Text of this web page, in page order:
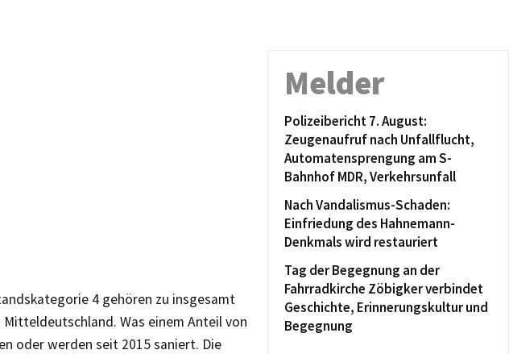
4 gehören zu insgesamt
Was einem Anteil von
oder werden seit 2015 saniert. Die
Melder
Polizeibericht 7. August:
Zeugenaufruf nach Unfallflucht,
Automatensprengung am S-
Bahnhof MDR, Verkehrsunfall
Nach Vandalismus-Schaden:
Einfriedung des Hahnemann-
Denkmals wird restauriert
Tag der Begegnung an der
Fahrradkirche Zöbigker verbindet
Geschichte, Erinnerungskultur und
Begegnung